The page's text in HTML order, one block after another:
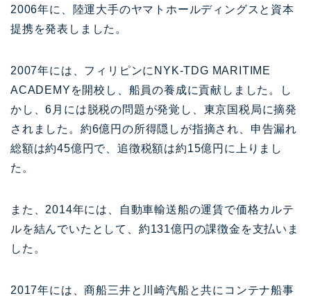
2006年に、陸運大手のヤマトホールディングスと資本
提携を発表しました。
2007年には、フィリピンにNYK-TDG MARITIME
ACADEMYを開校し、船員の養成に貢献しました。し
かし、6月には脱税の問題が発覚し、東京国税局に摘発
されました。約6億円の所得隠しが指摘され、申告漏れ
総額は約45億円で、追徴税額は約15億円に上りまし
た。
また、2014年には、自動車輸送船の運賃で価格カルテ
ルを結んでいたとして、約131億円の課徴金を支払いま
した。
2017年には、商船三井と川崎汽船と共にコンテナ船事